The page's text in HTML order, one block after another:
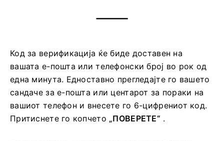
Код за верификација ќе биде доставен на
вашата е-пошта или телефонски број во рок од
една минута. Едноставно прегледајте го вашето
сандаче за е-пошта или центарот за пораки на
вашиот телефон и внесете го 6-цифрениот код.
Притиснете го копчето „ПОВЕРЕТЕ“ .